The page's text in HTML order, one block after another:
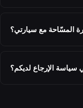
المسّاحة مع سيارتي؟
سياسة الإرجاع لديكم؟